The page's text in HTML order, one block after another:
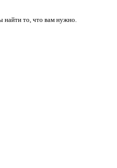
найти то, что вам нужно.